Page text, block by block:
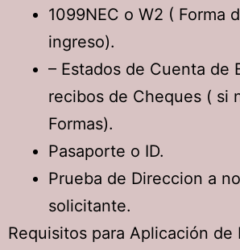
1099NEC o W2 ( Forma
ingreso).
– Estados de Cuenta de
recibos de Cheques ( si
Formas).
Pasaporte o ID.
Prueba de Direccion a
solicitante.
Requisitos para Aplicación de